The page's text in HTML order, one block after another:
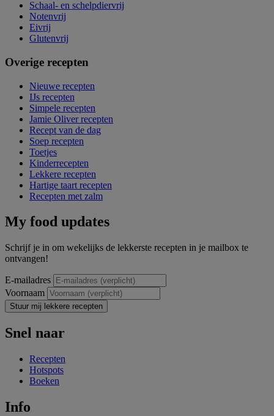
Schaal- en schelpdiervrij
Notenvrij
Eivrij
Glutenvrij
Overige recepten
Nieuwe recepten
IJs recepten
Simpele recepten
Jamie Oliver recepten
Recept van de dag
Soep recepten
Toetjes
Kinderrecepten
Lekkere recepten
Hartige taart recepten
Recepten met zalm
My food updates
Schrijf je in om wekelijks de lekkerste recepten in je mailbox te
ontvangen!
E-mailadres
Voornaam
Stuur mij lekkere recepten
Snel naar
Recepten
Hotspots
Boeken
Info